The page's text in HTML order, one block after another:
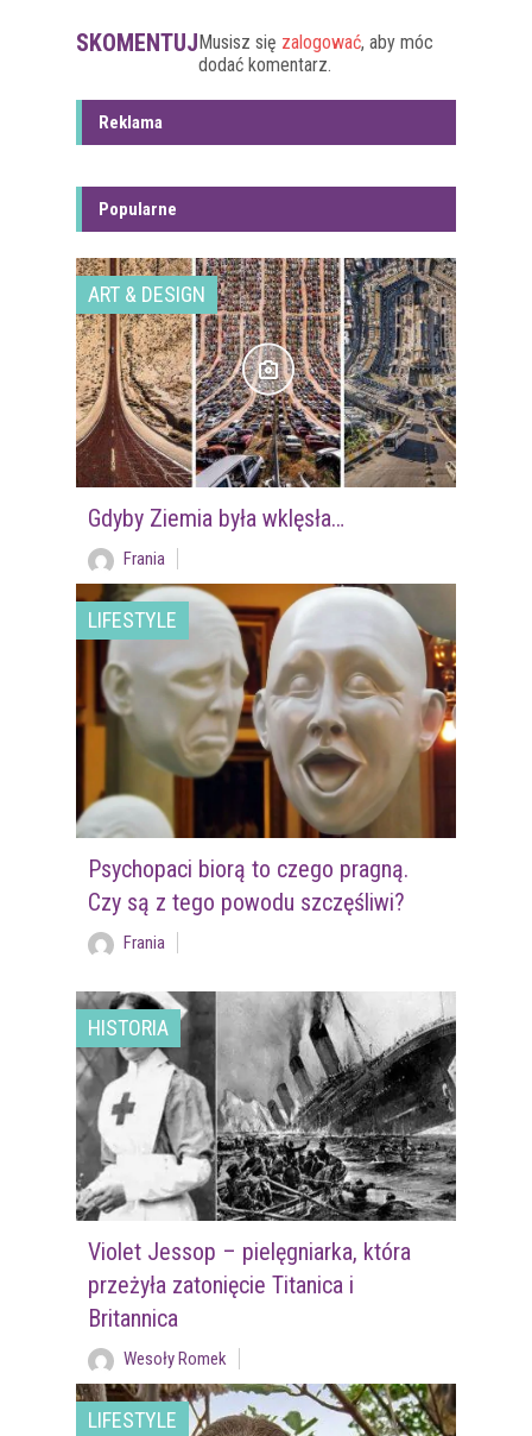
SKOMENTUJ Musisz się zalogować, aby móc
dodać komentarz.
Reklama
Popularne
ART & DESIGN
Gdyby Ziemia była wklęsła…
Frania
LIFESTYLE
Psychopaci biorą to czego pragną.
Czy są z tego powodu szczęśliwi?
Frania
HISTORIA
Violet Jessop – pielęgniarka, która
przeżyła zatonięcie Titanica i
Britannica
Wesoły Romek
LIFESTYLE